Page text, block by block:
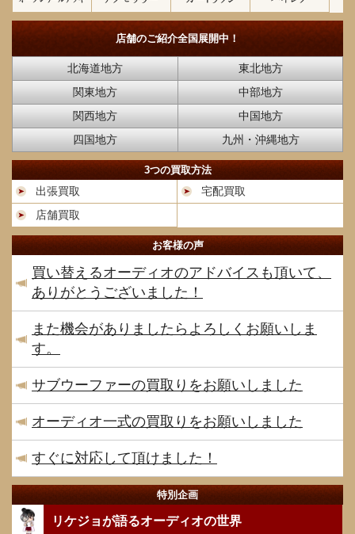
店舗のご紹介全国展開中！
北海道地方
東北地方
関東地方
中部地方
関西地方
中国地方
四国地方
九州・沖縄地方
3つの買取方法
出張買取
宅配買取
店舗買取
お客様の声
買い替えるオーディオのアドバイスも頂いて、
ありがとうございました！
また機会がありましたらよろしくお願いしま
す。
サブウーファーの買取りをお願いしました
オーディオ一式の買取りをお願いしました
すぐに対応して頂けました！
特別企画
リケジョが語るオーディオの世界